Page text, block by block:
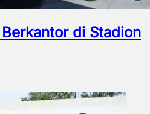
Berkantor di Stadion